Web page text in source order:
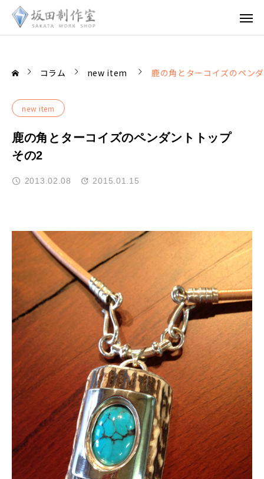
コラム new item 鹿の角とターコイズのペン
new item
鹿の角とターコイズのペンダントトップ
その2
2013.02.08 2015.01.15